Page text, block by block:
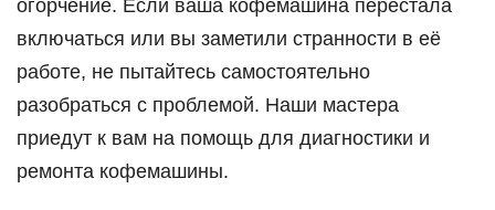
огорчение. Если ваша кофемашина перестала
включаться или вы заметили странности в её
работе, не пытайтесь самостоятельно
разобраться с проблемой. Наши мастера
приедут к вам на помощь для диагностики и
ремонта кофемашины.